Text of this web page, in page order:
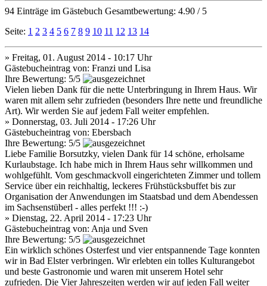
94 Einträge im Gästebuch Gesamtbewertung: 4.90 / 5
Seite: 1 2 3 4 5 6 7 8 9 10 11 12 13 14
» Freitag, 01. August 2014 - 10:17 Uhr
Gästebucheintrag von: Franzi und Lisa
Ihre Bewertung: 5/5
Vielen lieben Dank für die nette Unterbringung in Ihrem Haus. Wir
waren mit allem sehr zufrieden (besonders Ihre nette und freundliche
Art). Wir werden Sie auf jedem Fall weiter empfehlen.
» Donnerstag, 03. Juli 2014 - 17:26 Uhr
Gästebucheintrag von: Ebersbach
Ihre Bewertung: 5/5
Liebe Familie Borsutzky, vielen Dank für 14 schöne, erholsame
Kurlaubstage. Ich habe mich in Ihrem Haus sehr willkommen und
wohlgefühlt. Vom geschmackvoll eingerichteten Zimmer und tollem
Service über ein reichhaltig, leckeres Frühstücksbuffet bis zur
Organisation der Anwendungen im Staatsbad und dem Abendessen
im Sachsenstüberl - alles perfekt !!! :-)
» Dienstag, 22. April 2014 - 17:23 Uhr
Gästebucheintrag von: Anja und Sven
Ihre Bewertung: 5/5
Ein wirklich schönes Osterfest und vier entspannende Tage konnten
wir in Bad Elster verbringen. Wir erlebten ein tolles Kulturangebot
und beste Gastronomie und waren mit unserem Hotel sehr
zufrieden. Die Vier Jahreszeiten werden wir auf jeden Fall weiter